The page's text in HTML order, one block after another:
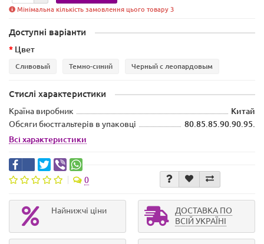
Мінімальна кількість замовлення цього товару 3
Доступні варіанти
Цвет
Сливовый Темно-синий Черный с леопардовым
Стислі характеристики
Країна виробник
Китай
Обсяги бюстгальтерів в упаковці
80.85.85.90.90.95.
Всі характеристики
0
Найнижчі ціни
ДОСТАВКА ПО
ВСІЙ УКРАЇНІ